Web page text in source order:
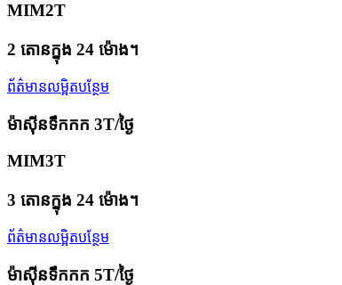
MIM2T
2 តោនក្នុង 24 ម៉ោង។
ព័ត៌មានលម្អិតបន្ថែម
ម៉ាស៊ីនទឹកកក 3T/ថ្ងៃ
MIM3T
3 តោនក្នុង 24 ម៉ោង។
ព័ត៌មានលម្អិតបន្ថែម
ម៉ាស៊ីនទឹកកក 5T/ថ្ងៃ